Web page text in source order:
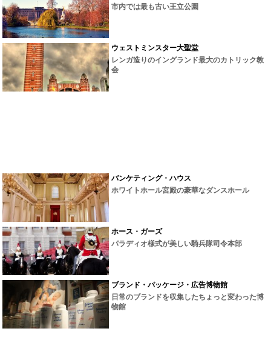
市内では最も古い王立公園
ウェストミンスター大聖堂
レンガ造りのイングランド最大のカトリック教
会
バンケティング・ハウス
ホワイトホール宮殿の豪華なダンスホール
ホース・ガーズ
パラディオ様式が美しい騎兵隊司令本部
ブランド・パッケージ・広告博物館
日常のブランドを収集したちょっと変わった博
物館